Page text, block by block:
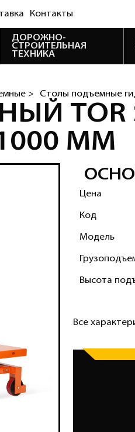
Контакты
ДОРОЖНО-
СТРОИТЕЛЬНАЯ
ТЕХНИКА
> Столы подъемные
TOR
ММ
Цена
Код
Модель
Высота
Все